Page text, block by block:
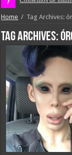
Home / Tag Archives:
Tag Archives: